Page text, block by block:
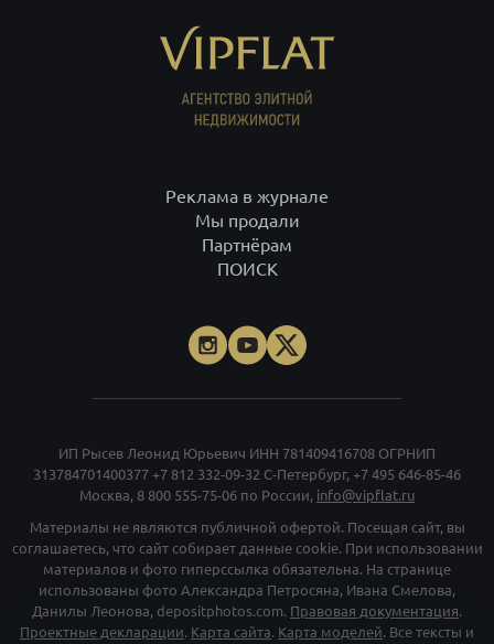
Реклама в журнале
Мы продали
Партнёрам
ПОИСК
ИП Рысев Леонид Юрьевич ИНН 781409416708 ОГРНИП
313784701400377 +7 812 332-09-32 С-Петербург, +7 495 646-85-46
Москва, 8 800 555-75-06 по России, info@vipflat.ru
Материалы не являются публичной офертой. Посещая сайт, вы
соглашаетесь, что сайт собирает данные cookie. При использовании
материалов и фото гиперссылка обязательна. На странице
использованы фото Александра Петросяна, Ивана Смелова,
Данилы Леонова, depositphotos.com. Правовая документация.
Проектные декларации. Карта сайта. Карта моделей. Все тексты и